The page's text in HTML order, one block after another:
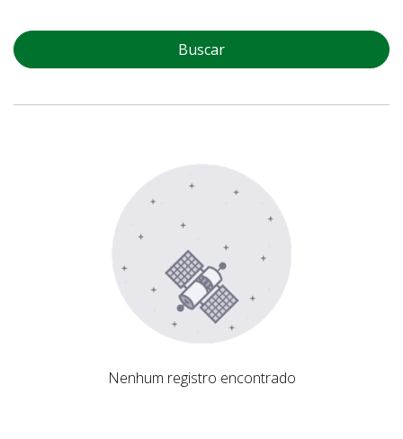
Buscar
Nenhum registro encontrado
Nenhum registro encontrado